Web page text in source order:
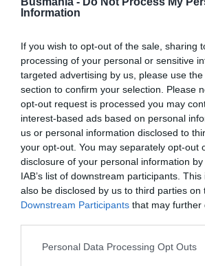
Information
If you wish to opt-out of the sale, sharing
processing of your personal or sensitive
targeted advertising by us, please use
section to confirm your selection. Please
opt-out request is processed you may
interest-based ads based on personal
us or personal information disclosed to
your opt-out. You may separately opt-out
disclosure of your personal information
IAB’s list of downstream participants.
also be disclosed by us to third parties on
Downstream Participants that may further
Personal Data Processing Opt Outs
30/08 - 27/09
€ 65,00 (bus+traghetto)